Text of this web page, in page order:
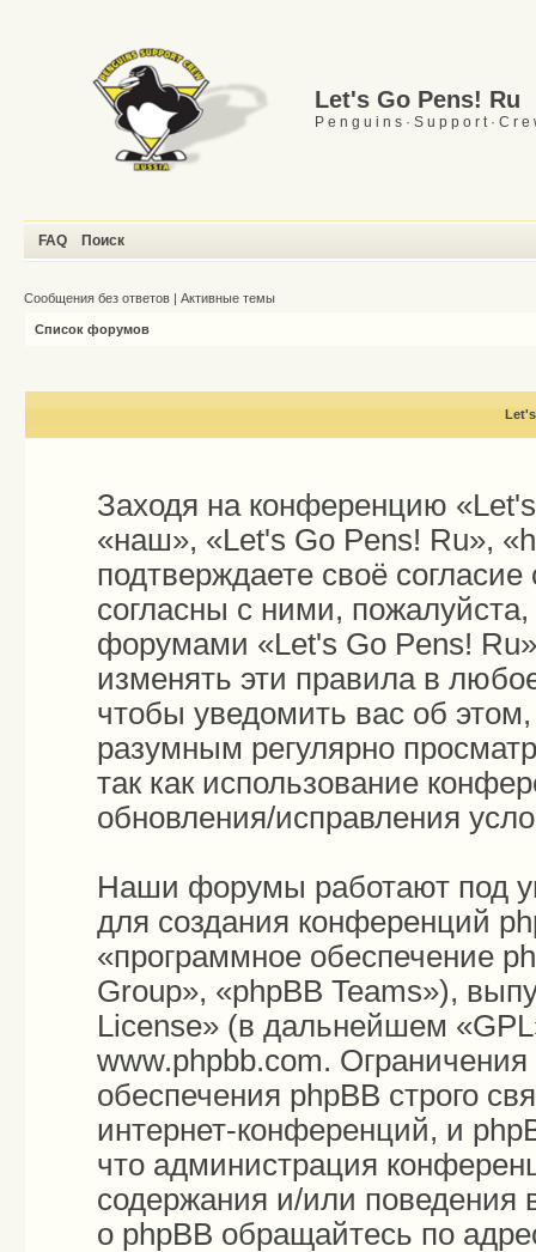
Let's Go Pens! Ru
P e n g u i n s · S u p p o r t · C r e
FAQ Поиск
Сообщения без ответов | Активные темы
Список форумов
Заходя на конференцию
«наш», «Let's Go Pens! Ru»,
подтверждаете своё
согласны с ними,
форумами «Let's Go Pens!
изменять эти правила в
чтобы уведомить вас об
разумным регулярно
так как использование
обновления/исправления
Наши форумы работают под
для создания конференций
«программное обеспечение
Group», «phpBB Teams»),
License» (в дальнейшем
www.phpbb.com.
обеспечения phpBB строго
интернет-конференций, и
что администрация
содержания и/или
о phpBB обращайтесь по